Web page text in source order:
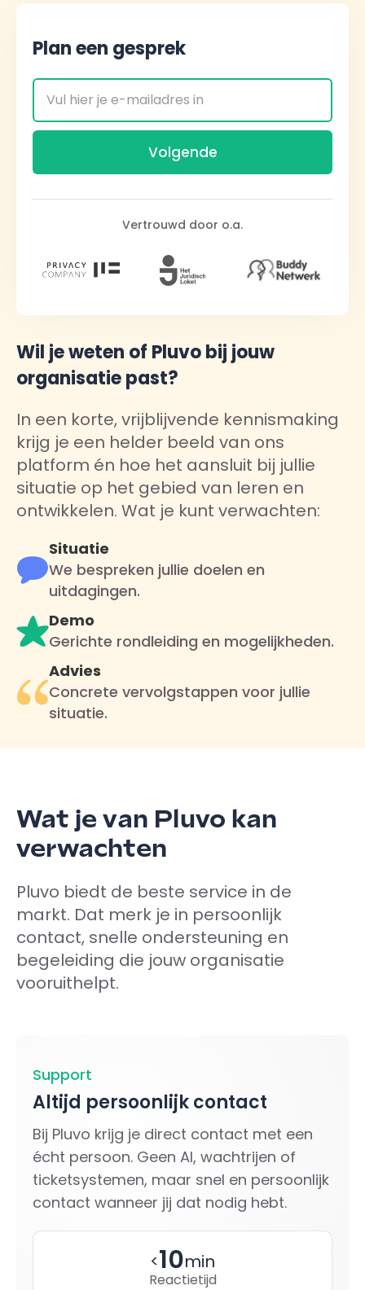
Plan een gesprek
Vertrouwd door o.a.
Wil je weten of Pluvo bij jouw
organisatie past?
In een korte, vrijblijvende kennismaking
krijg je een helder beeld van ons
platform én hoe het aansluit bij jullie
situatie op het gebied van leren en
ontwikkelen. Wat je kunt verwachten:
Situatie
We bespreken jullie doelen en
uitdagingen.
Demo
Gerichte rondleiding en mogelijkheden.
Advies
Concrete vervolgstappen voor jullie
situatie.
Wat je van Pluvo kan
verwachten
Pluvo biedt de beste service in de
markt. Dat merk je in persoonlijk
contact, snelle ondersteuning en
begeleiding die jouw organisatie
vooruithelpt.
Support
Altijd persoonlijk contact
Bij Pluvo krijg je direct contact met een
écht persoon. Geen AI, wachtrijen of
ticketsystemen, maar snel en persoonlijk
contact wanneer jij dat nodig hebt.
<10min
Reactietijd